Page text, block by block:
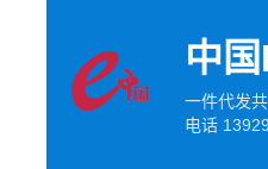
中
一件代发
电话